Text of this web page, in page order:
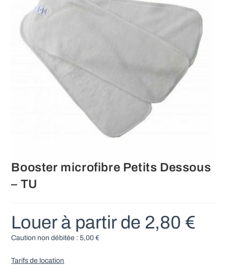
Booster microfibre Petits Dessous
– TU
Louer à partir de 2,80 €
Caution non débitée :5,00€
Tarifs de location